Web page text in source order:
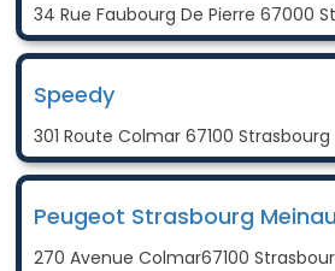
34 Rue Faubourg De Pierre 67000
Speedy
301 Route Colmar 67100 Strasbourg
Peugeot Strasbourg Meinau
270 Avenue Colmar67100